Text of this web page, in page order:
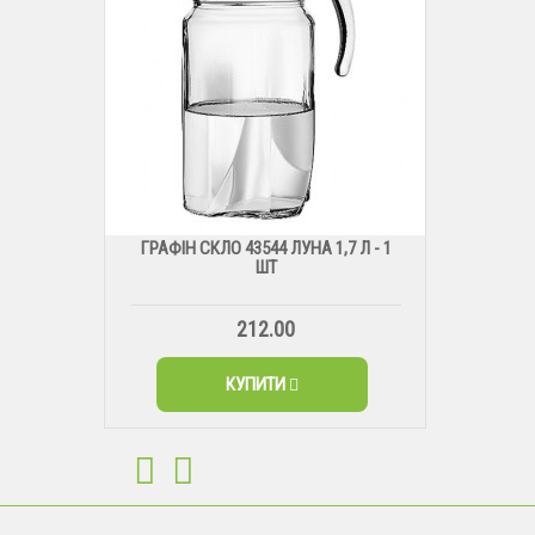
ГРАФІН СКЛО 43544 ЛУНА 1,7 Л - 1
ШТ
212.00
КУПИТИ